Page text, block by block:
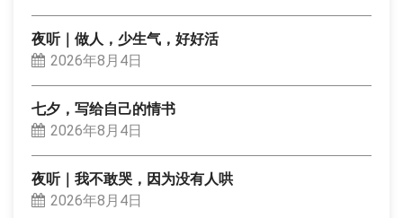
夜听｜做人，少生气，好好活
2026年8月4日
七夕，写给自己的情书
2026年8月4日
夜听｜我不敢哭，因为没有人哄
2026年8月4日